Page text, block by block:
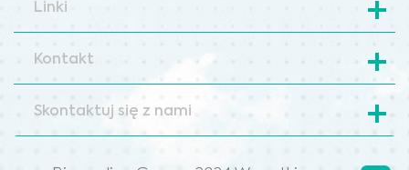
Linki
Kontakt
Skontaktuj się z nami